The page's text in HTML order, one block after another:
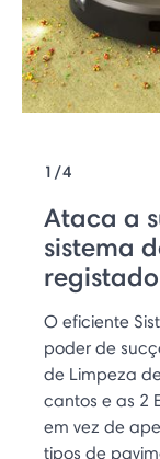
1/4
Ataca a
sistema
O eficiente
poder de
de Limpeza
cantos e as 2
em vez de
tipos de